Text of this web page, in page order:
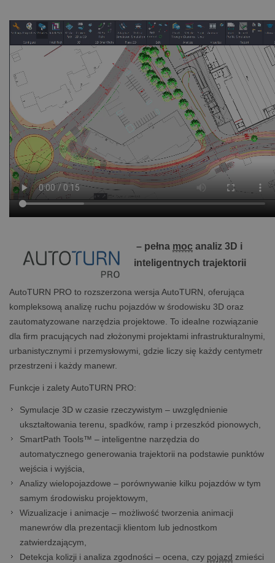
– pełna moc analiz 3D i
inteligentnych trajektorii
AutoTURN PRO to rozszerzona wersja AutoTURN, oferująca
kompleksową analizę ruchu pojazdów w środowisku 3D oraz
zautomatyzowane narzędzia projektowe. To idealne rozwiązanie
dla firm pracujących nad złożonymi projektami infrastrukturalnymi,
urbanistycznymi i przemysłowymi, gdzie liczy się każdy centymetr
przestrzeni i każdy manewr.
Funkcje i zalety AutoTURN PRO:
Symulacje 3D w czasie rzeczywistym – uwzględnienie
ukształtowania terenu, spadków, ramp i przeszkód pionowych,
SmartPath Tools™ – inteligentne narzędzia do
automatycznego generowania trajektorii na podstawie punktów
wejścia i wyjścia,
Analizy wielopojazdowe – porównywanie kilku pojazdów w tym
samym środowisku projektowym,
Wizualizacje i animacje – możliwość tworzenia animacji
manewrów dla prezentacji klientom lub jednostkom
zatwierdzającym,
Detekcja kolizji i analiza zgodności – ocena, czy pojazd zmieści